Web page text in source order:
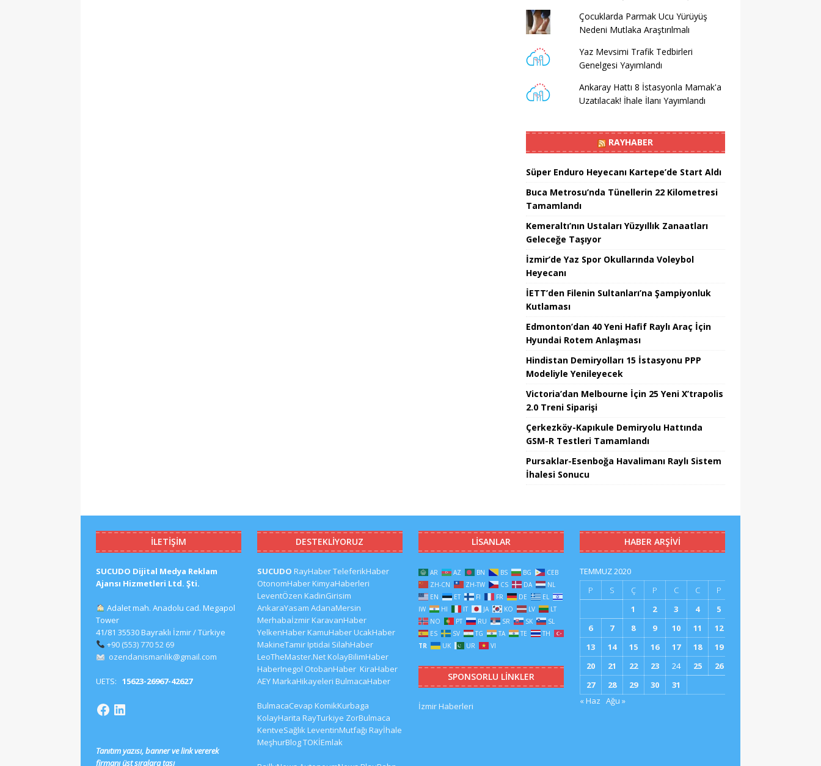
Çocuklarda Parmak Ucu Yürüyüş
Nedeni Mutlaka Araştırılmalı
Yaz Mevsimi Trafik Tedbirleri
Genelgesi Yayımlandı
Ankaray Hattı 8 İstasyonla Mamak'a
Uzatılacak! İhale İlanı Yayımlandı
RAYHABER
Süper Enduro Heyecanı Kartepe’de Start Aldı
Buca Metrosu’nda Tünellerin 22 Kilometresi
Tamamlandı
Kemeraltı’nın Ustaları Yüzyıllık Zanaatları
Geleceğe Taşıyor
İzmir’de Yaz Spor Okullarında Voleybol
Heyecanı
İETT’den Filenin Sultanları’na Şampiyonluk
Kutlaması
Edmonton’dan 40 Yeni Hafif Raylı Araç İçin
Hyundai Rotem Anlaşması
Hindistan Demiryolları 15 İstasyonu PPP
Modeliyle Yenileyecek
Victoria’dan Melbourne İçin 25 Yeni X’trapolis
2.0 Treni Siparişi
Çerkezköy-Kapıkule Demiryolu Hattında
GSM-R Testleri Tamamlandı
Pursaklar-Esenboğa Havalimanı Raylı Sistem
İhalesi Sonucu
İLETIŞIM
SUCUDO Dijital Medya Reklam
Ajansı Hizmetleri Ltd. Şti.
Adalet mah. Anadolu cad. Megapol
Tower
41/81 35530 Bayraklı İzmir / Türkiye
+90 (553) 770 52 69
ozendanismanlik@gmail.com
UETS: 15623-26967-42627
Tanıtım yazısı, banner ve link vererek
firmanı üst sıralara taşı
DESTEKLIYORUZ
SUCUDO RayHaberTeleferikHaber
OtonomHaberKimyaHaberleri
LeventÖzen KadinGirisim
AnkaraYasam AdanaMersin
MerhabaİzmirKaravanHaber
YelkenHaberKamuHaberUcakHaber
MakineTamirIptidai SilahHaber
LeoTheMaster.NetKolayBilimHaber
HaberInegol OtobanHaber KiraHaber
AEYMarkaHikayeleri BulmacaHaber
BulmacaCevap KomikKurbaga
KolayHarita RayTurkiye ZorBulmaca
KentveSağlıkLeventinMutfağı Rayİhale
MeşhurBlogTOKİEmlak
LISANLAR
AR AZ BN BS BG
CEB
ZH-CN
ZH-TW CS DA
NL
EN
ET FI FR DE
EL
IW
HI IT JA KO LV
LT
NO
PT RU SR SK
SL
ES
SV TG TA TE
TH
TR
UK UR VI
SPONSORLU LINKLER
İzmir Haberleri
HABER ARŞIVI
TEMMUZ 2020
P
S Ç P C C
P
1
2 3 4
5
6
7 8 9 10 11
12
13
14 15 16 17 18
19
20
21 22 23 24 25
26
27
28 29 30
31
« Haz Ağu »